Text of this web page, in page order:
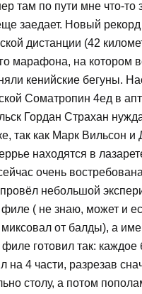
там по пути мне что-то
заедает. Новый рекорд
дистанции (42
марафона, на котором
кенийские бегуны.
Cоматропин 4ед в
Гордан Страхан
так как Марк Вильсон
находятся в
очень
небольшой
( не знаю, может и
от балды), а
филе готовил так:
на 4 части, разрезав
столу, а потом